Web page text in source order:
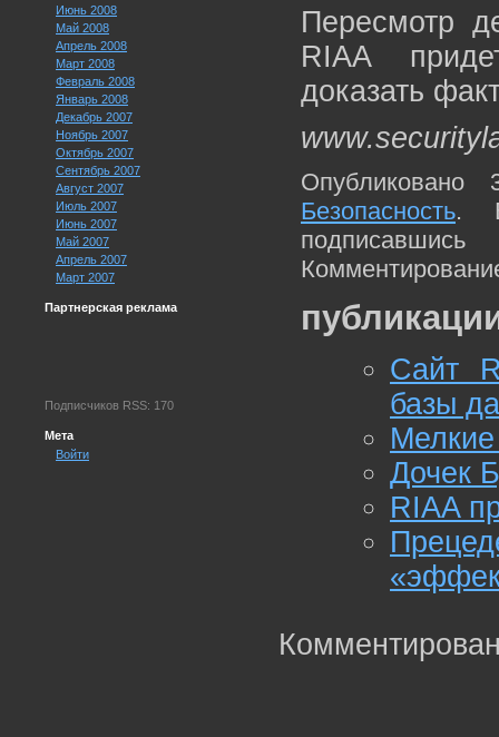
Июнь 2008
Май 2008
Апрель 2008
Март 2008
Февраль 2008
Январь 2008
Декабрь 2007
Ноябрь 2007
Октябрь 2007
Сентябрь 2007
Август 2007
Июль 2007
Июнь 2007
Май 2007
Апрель 2007
Март 2007
Партнерская реклама
Подписчиков RSS: 170
Мета
Войти
Пересмотр
RIAA
доказать
Безопасность.
Сайт
базы
Дочек
RIAA